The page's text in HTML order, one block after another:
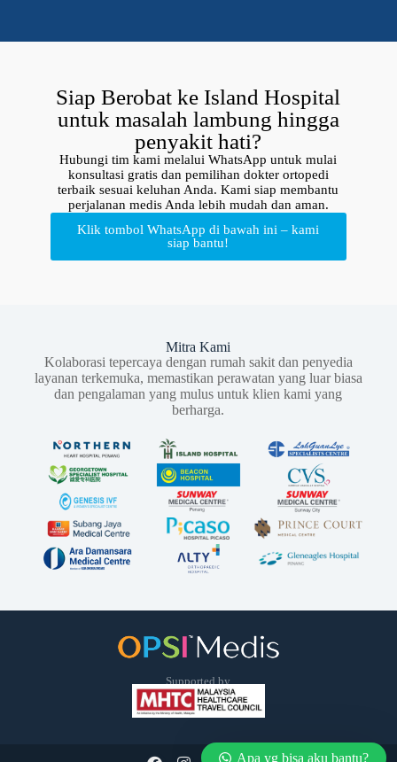
Siap Berobat ke Island Hospital
untuk masalah lambung hingga
penyakit hati?
Hubungi tim kami melalui WhatsApp untuk mulai
konsultasi gratis dan pemilihan dokter ortopedi
terbaik sesuai keluhan Anda. Kami siap membantu
perjalanan medis Anda lebih mudah dan aman.
Klik tombol WhatsApp di bawah ini – kami
siap bantu!
Mitra Kami
Kolaborasi tepercaya dengan rumah sakit dan penyedia
layanan terkemuka, memastikan perawatan yang luar biasa
dan pengalaman yang mulus untuk klien kami yang
berharga.
Supported by
Apa yg bisa aku bantu?